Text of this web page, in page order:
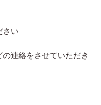
さい
連絡をさせていただき